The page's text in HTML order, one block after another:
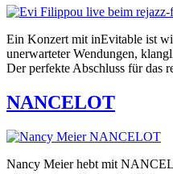
Ein Konzert mit inEvitable ist
unerwarteter Wendungen,
Der perfekte Abschluss für das
NANCELOT
Nancy Meier hebt mit